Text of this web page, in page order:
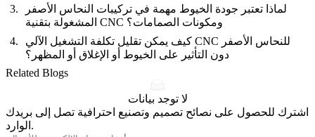
لماذا تعتبر جودة الخيوط مهمة في تركيبات النحاس الأصفر
المشغولة بتقنية CNC ومكونات الصمامات؟
كيف يمكن تقليل تكلفة التشغيل الآلي CNC للنحاس الأصفر
دون التأثير على الخيوط أو الإغلاق أو المظهر؟
Related Blogs
لا توجد بيانات
اشترك للحصول على نصائح تصميم وتصنيع احترافية تصل إلى بريدك
الوارد.